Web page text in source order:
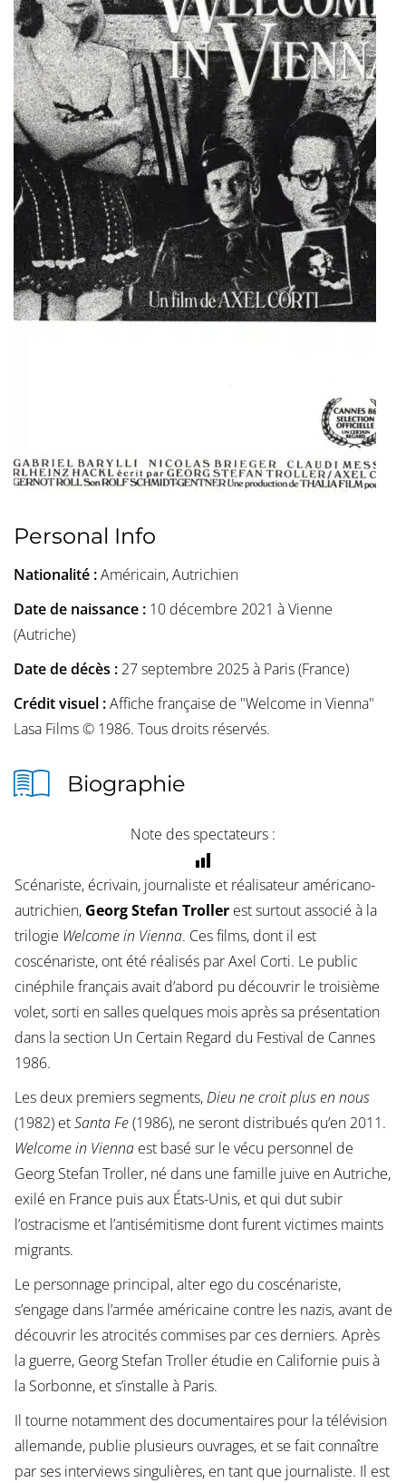
Personal Info
Nationalité :Américain, Autrichien
Date de naissance : 10 décembre 2021 à Vienne
(Autriche)
Date de décès : 27 septembre 2025 à Paris (France)
Crédit visuel :Affiche française de "Welcome in Vienna"
Lasa Films © 1986. Tous droits réservés.
Biographie
Note des spectateurs :
Scénariste, écrivain, journaliste et réalisateur américano-
autrichien, Georg Stefan Trollerest surtout associé à la
trilogie Welcome in Vienna. Ces films, dont il est
coscénariste, ont été réalisés par Axel Corti. Le public
cinéphile français avait d’abord pu découvrir le troisième
volet, sorti en salles quelques mois après sa présentation
dans la section Un Certain Regard du Festival de Cannes
1986.
Les deux premiers segments,Dieu ne croit plus en nous
(1982) etSanta Fe(1986), ne seront distribués qu’en 2011.
Welcome in Viennaest basé sur le vécu personnel de
Georg Stefan Troller, né dans une famille juive en Autriche,
exilé en France puis aux États-Unis, et qui dut subir
l’ostracisme et l’antisémitisme dont furent victimes maints
migrants.
Le personnage principal, alter ego du coscénariste,
s’engage dans l’armée américaine contre les nazis, avant de
découvrir les atrocités commises par ces derniers. Après
la guerre, Georg Stefan Troller étudie en Californie puis à
la Sorbonne, et s’installe à Paris.
Il tourne notamment des documentaires pour la télévision
allemande, publie plusieurs ouvrages, et se fait connaître
par ses interviews singulières, en tant que journaliste. Il est